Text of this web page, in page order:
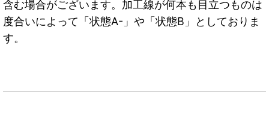
含む場合がございます。加工線が何本も目立つものは
度合いによって「状態A-」や「状態B」としておりま
す。